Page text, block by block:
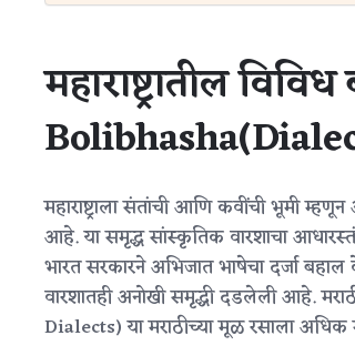
महाराष्ट्रातील
महाराष्ट्राला संतांची आणि कवींची भूमी
आहे. या समृद्ध सांस्कृतिक वारशाचा
भारत सरकारने अभिजात भाषेचा दर्जा बहाल
वारशातही अनोखी समृद्धी दडलेली आहे.
Dialects) या मराठीच्या मूळ रसाला अधिक